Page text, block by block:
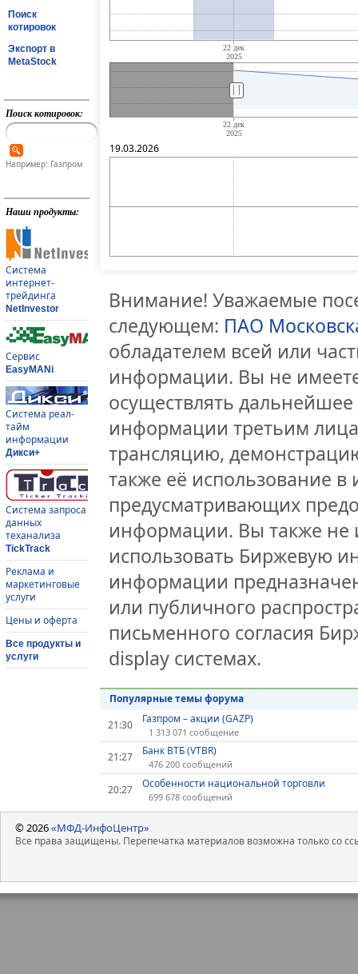
Поиск
котировок
Экспорт в
MetaStock
Поиск котировок:
Например: Газпром
Наши продукты:
Система
интернет-
трейдинга
NetInvestor
Сервис
EasyMANi
Система реал-
тайм
информации
Дикси+
Система запроса
данных
теханализа
TickTrack
Реклама и
маркетинговые
услуги
Цены и оферта
Все продукты и
услуги
||
19.03.2026
Внимание! Уважаемые
следующем: ПАО
обладателем всей или
информации. Вы не
осуществлять
информации третьим
трансляцию,
также её использование
предусматривающих
информации. Вы также не
использовать Биржевую
информации
или публичного
письменного согласия
display системах.
Популярные темы форума
21:30
Газпром – акции (GAZP)
1 313 071 сообщение
21:27 Банк ВТБ (VTBR)
476 200 сообщений
20:27 Особенности национальной торговли
699 678 сообщений
© 2026«МФД-ИнфоЦентр»
Все права защищены. Перепечатка материалов возможна только со